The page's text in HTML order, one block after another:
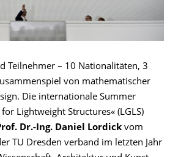
Teilnehmer – 10 Nationalitäten, 3
von mathematischer
Die internationale Summer
Lightweight Structures« (LGLS)
Dr.-Ing. Daniel Lordick vom
TU Dresden verband im letzten Jahr